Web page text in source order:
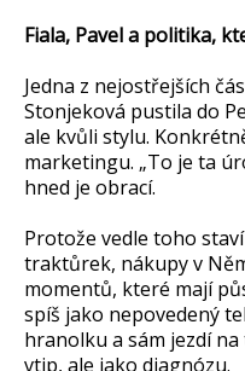
Fiala, Pavel a politika,
Jedna z nejostřejších
Stonjeková pustila do
ale kvůli stylu.
marketingu. „To je ta
hned je obrací.
Protože vedle toho
traktůrek, nákupy v
momentů, které mají
spíš jako nepovedený
hranolku a sám jezdí
vtip, ale jako diagnózu.